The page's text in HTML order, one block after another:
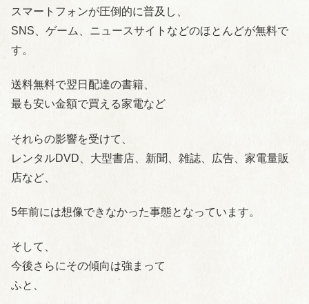
スマートフォンが圧倒的に普及し、
SNS、ゲーム、ニュースサイトなどのほとんどが無料で
す。
送料無料で翌日配達の書籍、
最も安い金額で買える家電など
それらの影響を受けて、
レンタルDVD、大型書店、新聞、雑誌、広告、家電量販
店など、
5年前には想像できなかった事態となっています。
そして、
今後さらにその傾向は強まって
ふと、